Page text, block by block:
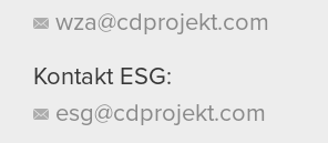
wza@cdprojekt.com
Kontakt ESG:
esg@cdprojekt.com